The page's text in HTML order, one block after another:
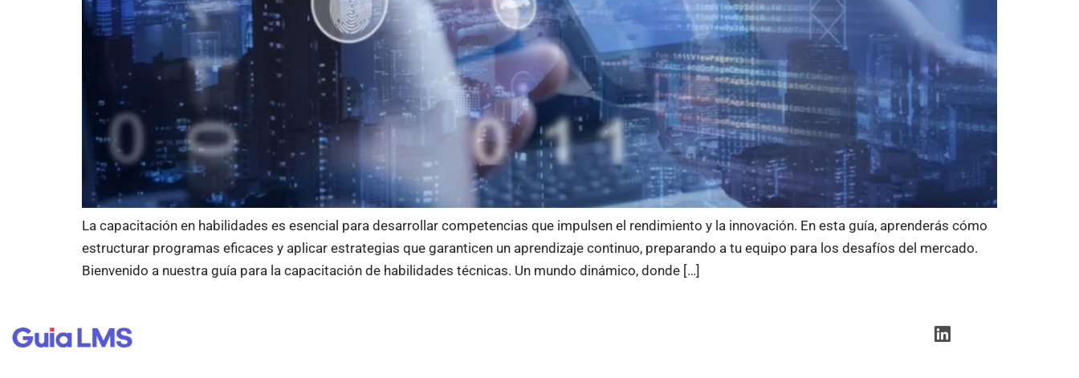
La capacitación en habilidades es esencial para desarrollar competencias que impulsen el rendimiento y la innovación. En esta guía, aprenderás cómo
estructurar programas eficaces y aplicar estrategias que garanticen un aprendizaje continuo, preparando a tu equipo para los desafíos del mercado.
Bienvenido a nuestra guía para la capacitación de habilidades técnicas. Un mundo dinámico, donde […]